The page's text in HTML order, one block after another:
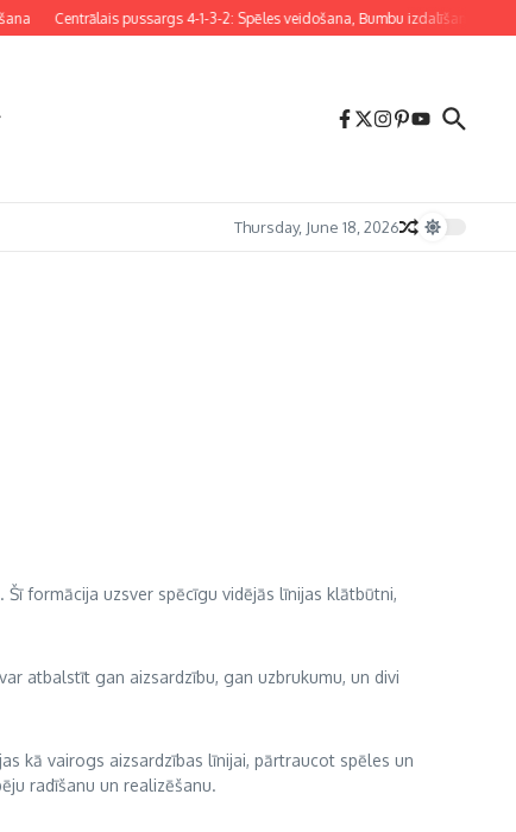
Centrālais pussargs 4-1-3-2: Spēles veidošana, Bumbu izdalīšana,
Thursday, June 18, 2026
formācija uzsver spēcīgu vidējās līnijas klātbūtni,
atbalstīt gan aizsardzību, gan uzbrukumu, un divi
kā vairogs aizsardzības līnijai, pārtraucot spēles un
radīšanu un realizēšanu.